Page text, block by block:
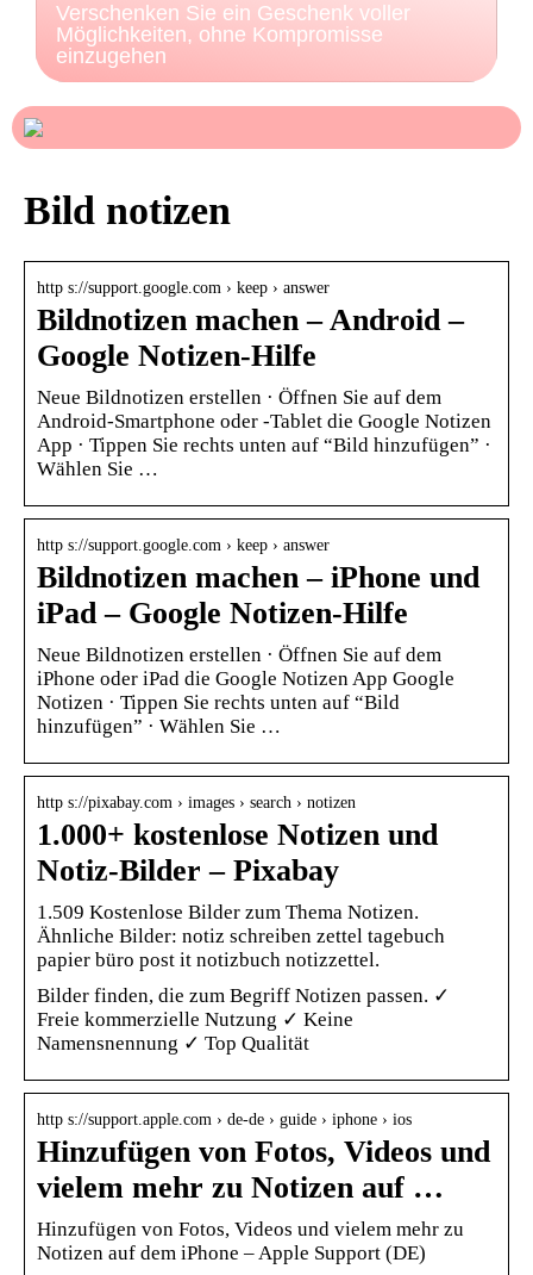
Verschenken Sie ein Geschenk voller
Möglichkeiten, ohne Kompromisse
einzugehen
Bild notizen
http s://support.google.com › keep › answer
Bildnotizen machen – Android –
Google Notizen-Hilfe
Neue Bildnotizen erstellen · Öffnen Sie auf dem
Android-Smartphone oder -Tablet die Google Notizen
App · Tippen Sie rechts unten auf “Bild hinzufügen” ·
Wählen Sie …
http s://support.google.com › keep › answer
Bildnotizen machen – iPhone und
iPad – Google Notizen-Hilfe
Neue Bildnotizen erstellen · Öffnen Sie auf dem
iPhone oder iPad die Google Notizen App Google
Notizen · Tippen Sie rechts unten auf “Bild
hinzufügen” · Wählen Sie …
http s://pixabay.com › images › search › notizen
1.000+ kostenlose Notizen und
Notiz-Bilder – Pixabay
1.509 Kostenlose Bilder zum Thema Notizen.
Ähnliche Bilder: notiz schreiben zettel tagebuch
papier büro post it notizbuch notizzettel.
Bilder finden, die zum Begriff Notizen passen. ✓
Freie kommerzielle Nutzung ✓ Keine
Namensnennung ✓ Top Qualität
http s://support.apple.com › de-de › guide › iphone › ios
Hinzufügen von Fotos, Videos und
vielem mehr zu Notizen auf …
Hinzufügen von Fotos, Videos und vielem mehr zu
Notizen auf dem iPhone – Apple Support (DE)